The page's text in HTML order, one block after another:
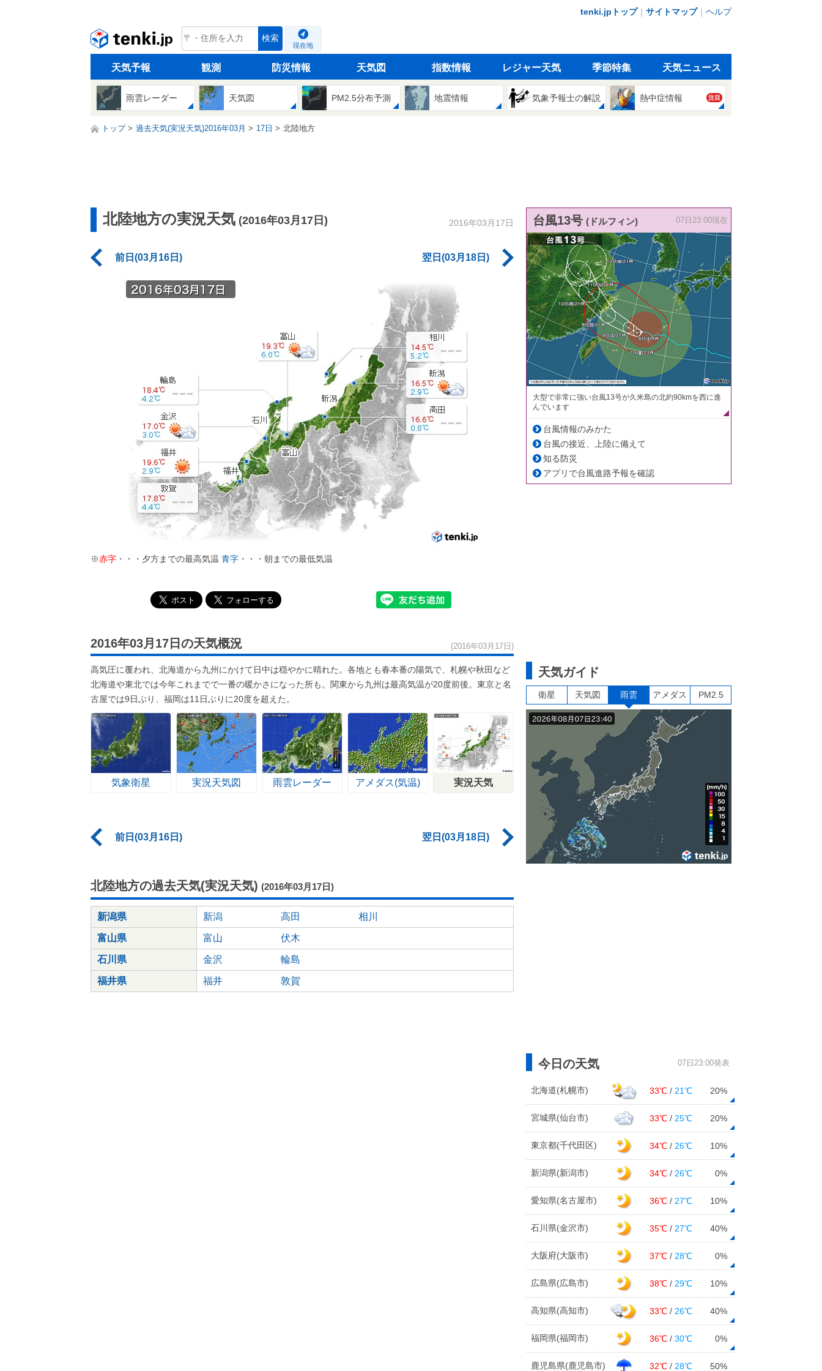
tenki.jpトップ｜ サイトマップ｜ ヘルプ
tenki.jp 検索
現在地
天気予報 観測 防災情報 天気図 指数情報 レジャー天気 季節特集 天気ニュース
雨雲レーダー 天気図 PM2.5分布予測 地震情報 気象予報士の解説 熱中症情報 注目
トップ 過去天気(実況天気)2016年03月 17日 北陸地方
北陸地方の実況天気 (2016年03月17日) 2016年03月17日
前日(03月16日) 翌日(03月18日)
※赤字 ・・・夕方までの最高気温 青字 ・・・朝までの最低気温
2016年03月17日の天気概況 (2016年03月17日)
高気圧に覆われ、北海道から九州にかけて日中は穏やかに晴れた。各地とも春本番の陽気で、札幌や秋田など
北海道や東北では今年これまでで一番の暖かさになった所も。関東から九州は最高気温が20度前後。東京と名
古屋では9日ぶり、福岡は11日ぶりに20度を超えた。
気象衛星 実況天気図 雨雲レーダー アメダス(気温) 実況天気
前日(03月16日) 翌日(03月18日)
北陸地方の過去天気(実況天気) (2016年03月17日)
新潟県 新潟 高田 相川
富山県 富山 伏木
石川県 金沢 輪島
福井県 福井 敦賀
台風13号 (ドルフィン) 07日23:00現在
大型で非常に強い台風13号が久米島の北約90kmを西に進
んでいます
台風情報のみかた
台風の接近、上陸に備えて
知る防災
アプリで台風進路予報を確認
天気ガイド
衛星 天気図 雨雲 アメダス PM2.5
今日の天気 07日23:00発表
北海道(札幌市) 33℃ / 21℃ 20%
宮城県(仙台市) 33℃ / 25℃ 20%
東京都(千代田区) 34℃ / 26℃ 10%
新潟県(新潟市) 34℃ / 26℃ 0%
愛知県(名古屋市) 36℃ / 27℃ 10%
石川県(金沢市) 35℃ / 27℃ 40%
大阪府(大阪市) 37℃ / 28℃ 0%
広島県(広島市) 38℃ / 29℃ 10%
高知県(高知市) 33℃ / 26℃ 40%
福岡県(福岡市) 36℃ /30℃ 0%
鹿児島県(鹿児島市) 32℃ / 28℃ 50%